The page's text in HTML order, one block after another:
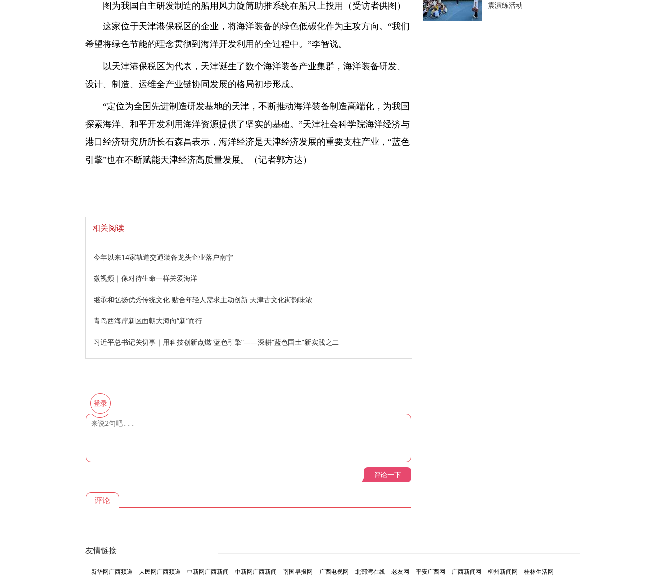
图为我国自主研发制造的船用风力旋筒助推系统在船只上投用（受访者供图）
这家位于天津港保税区的企业，将海洋装备的绿色低碳化作为主攻方向。“我们
希望将绿色节能的理念贯彻到海洋开发利用的全过程中。”李智说。
以天津港保税区为代表，天津诞生了数个海洋装备产业集群，海洋装备研发、
设计、制造、运维全产业链协同发展的格局初步形成。
“定位为全国先进制造研发基地的天津，不断推动海洋装备制造高端化，为我国
探索海洋、和平开发利用海洋资源提供了坚实的基础。”天津社会科学院海洋经济与
港口经济研究所所长石森昌表示，海洋经济是天津经济发展的重要支柱产业，“蓝色
引擎”也在不断赋能天津经济高质量发展。（记者郭方达）
相关阅读
今年以来14家轨道交通装备龙头企业落户南宁
微视频｜像对待生命一样关爱海洋
继承和弘扬优秀传统文化 贴合年轻人需求主动创新 天津古文化街韵味浓
青岛西海岸新区面朝大海向“新”而行
习近平总书记关切事｜用科技创新点燃“蓝色引擎”——深耕“蓝色国土”新实践之二
登录
评论一下
评论
震演练活动
友情链接
新华网广西频道 人民网广西频道 中新网广西新闻 中新网广西新闻 南国早报网 广西电视网 北部湾在线 老友网 平安广西网 广西新闻网 柳州新闻网 桂林生活网